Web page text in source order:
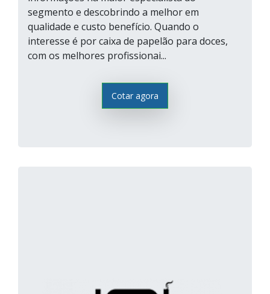
segmento e descobrindo a melhor em
qualidade e custo benefício. Quando o
interesse é por caixa de papelão para doces,
com os melhores profissionai...
Cotar agora